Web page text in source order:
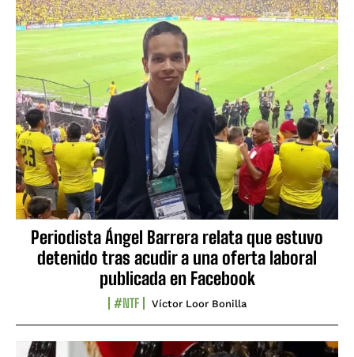
Periodista Ángel Barrera relata que estuvo
detenido tras acudir a una oferta laboral
publicada en Facebook
#NTF Víctor Loor Bonilla